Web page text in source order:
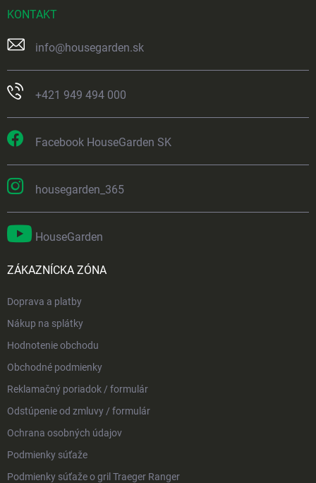
KONTAKT
info@housegarden.sk
+421 949 494 000
Facebook HouseGarden SK
housegarden_365
HouseGarden
ZÁKAZNÍCKA ZÓNA
Doprava a platby
Nákup na splátky
Hodnotenie obchodu
Obchodné podmienky
Reklamačný poriadok / formulár
Odstúpenie od zmluvy / formulár
Ochrana osobných údajov
Podmienky súťaže
Podmienky súťaže o gril Traeger Ranger